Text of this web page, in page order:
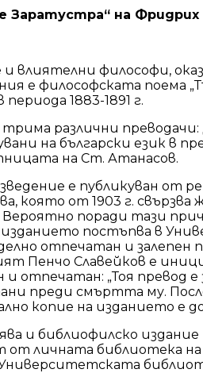
Заратустра“ на
философи,
е философската поема
1883-1891 г.
различни
на български език в
на Ст. Атанасов.
е публикуван от
която от 1903 г.
поради тази
постъпва в
отпечатан и
Пенчо Славейков е
отпечатан: „Тоя превод
преди смъртта му.
копие на изданието е
и библиофилско издание
от личната библиотека